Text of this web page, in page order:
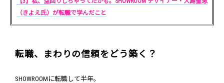
（きよえ氏）が転職で学んだこと
転職、まわりの信頼をどう築く？
SHOWROOMに転職して半年。